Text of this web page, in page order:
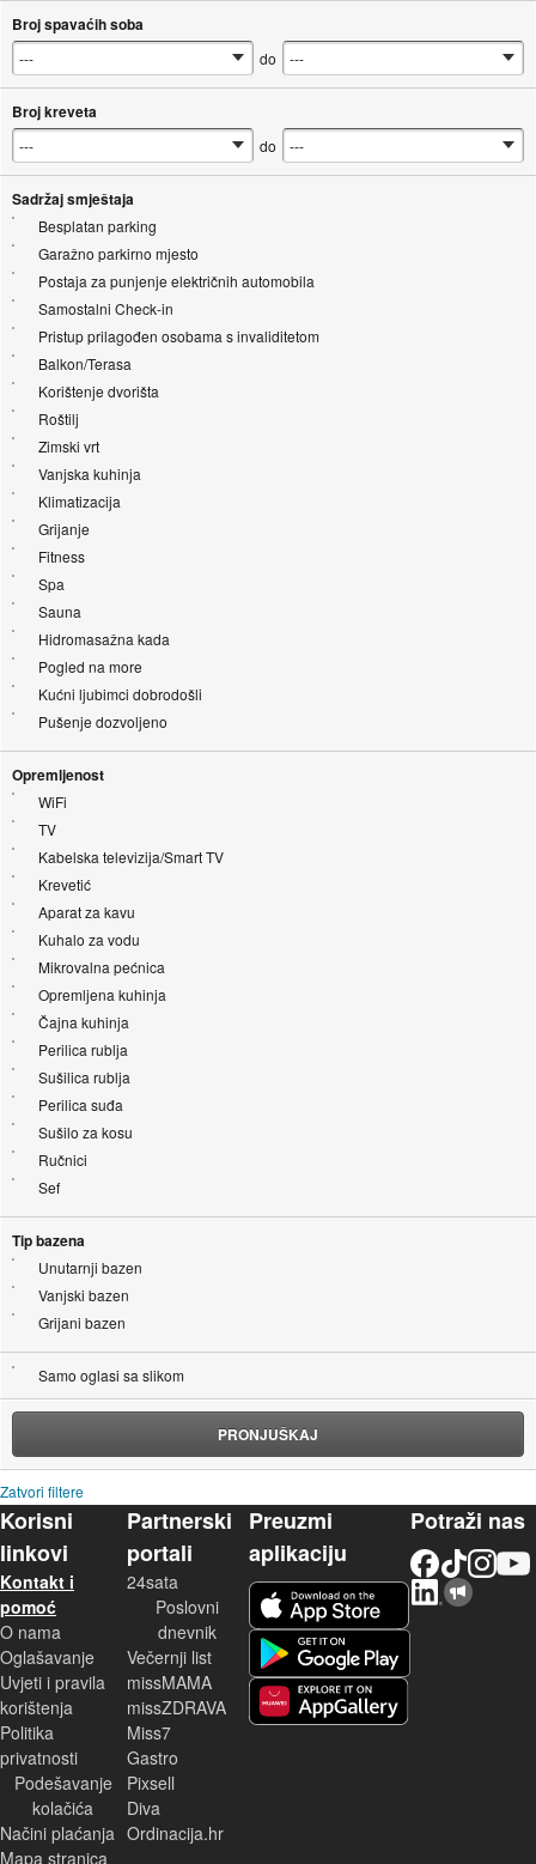
Broj spavaćih soba
do
Broj kreveta
do
Sadržaj smještaja
Besplatan parking
Garažno parkirno mjesto
Postaja za punjenje električnih automobila
Samostalni Check-in
Pristup prilagođen osobama s invaliditetom
Balkon/Terasa
Korištenje dvorišta
Roštilj
Zimski vrt
Vanjska kuhinja
Klimatizacija
Grijanje
Fitness
Spa
Sauna
Hidromasažna kada
Pogled na more
Kućni ljubimci dobrodošli
Pušenje dozvoljeno
Opremljenost
WiFi
TV
Kabelska televizija/Smart TV
Krevetić
Aparat za kavu
Kuhalo za vodu
Mikrovalna pećnica
Opremljena kuhinja
Čajna kuhinja
Perilica rublja
Sušilica rublja
Perilica suđa
Sušilo za kosu
Ručnici
Sef
Tip bazena
Unutarnji bazen
Vanjski bazen
Grijani bazen
Samo oglasi sa slikom
PRONJUŠKAJ
Zatvori filtere
Korisni
linkovi
Kontakt i
pomoć
O nama
Oglašavanje
Uvjeti i pravila
korištenja
Politika
privatnosti
Podešavanje
kolačića
Načini plaćanja
Mapa stranica
Partnerski
portali
24sata
Poslovni
dnevnik
Večernji list
missMAMA
missZDRAVA
Miss7
Gastro
Pixsell
Diva
Ordinacija.hr
Preuzmi
aplikaciju
Potraži nas